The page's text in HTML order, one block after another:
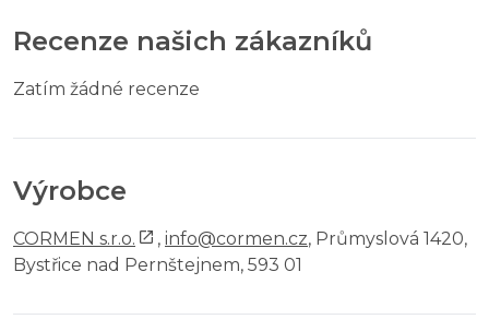
Recenze našich zákazníků
Zatím žádné recenze
Výrobce
CORMEN s.r.o. , info@cormen.cz, Průmyslová 1420,
Bystřice nad Pernštejnem, 593 01